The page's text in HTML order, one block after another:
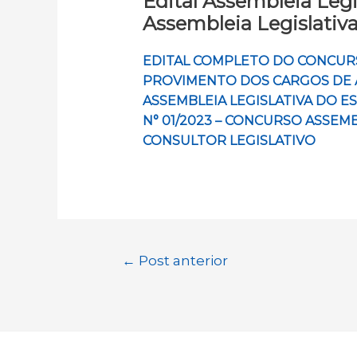
Assembleia
EDITAL COMPLETO DO
PROVIMENTO DOS CARGOS DE
ASSEMBLEIA LEGISLATIVA DO
N° 01/2023 – CONCURSO
CONSULTOR LEGISLATIVO
Navegação
← Post anterior